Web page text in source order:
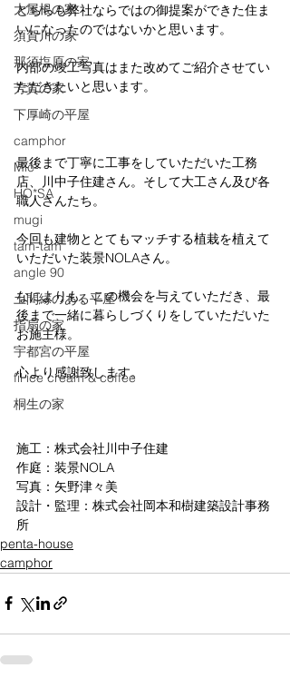
大屋根の家
須賀川の家
那須塩原の家
芳賀の家
下厚崎の平屋
camphor
Mic-
HO*SA
mugi
tam-tam
angle 90
土間縁のある平屋
指扇の家
宇都宮の平屋
fil ice cream & coffee
桐生の家
どちらも弊社ならではの御提案ができた住ま
いになったのではないかと思います。
内部の竣工写真はまた改めてご紹介させてい
ただきたいと思います。
最後まで丁寧に工事をしていただいた工務
店、川中子住建さん。そして大工さん及び各
職人さんたち。
今回も建物ととてもマッチする植栽を植えて
いただいた装景NOLAさん。
なによりも、この機会を与えていただき、最
後まで一緒に暮らしづくりをしていただいた
お施主様。
心より感謝致します。
施工：株式会社川中子住建
作庭：装景NOLA
写真：矢野津々美
設計・監理：株式会社岡本和樹建築設計事務
所
penta-house
camphor